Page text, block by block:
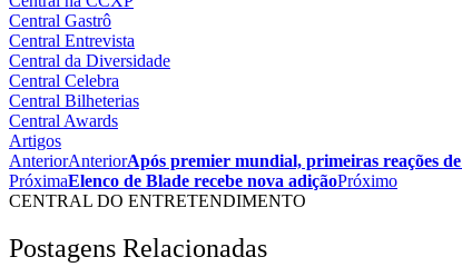
Central Gastrô
Central Entrevista
Central da Diversidade
Central Celebra
Central Bilheterias
Central Awards
Artigos
AnteriorAnteriorApós premier mundial, primeiras reações
PróximaElenco de Blade recebe nova adiçãoPróximo
CENTRAL DO ENTRETENDIMENTO
Postagens Relacionadas